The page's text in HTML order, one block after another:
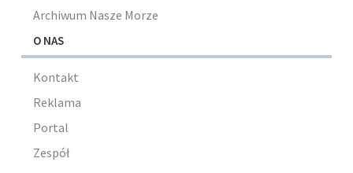
Archiwum Nasze Morze
O NAS
Kontakt
Reklama
Portal
Zespół